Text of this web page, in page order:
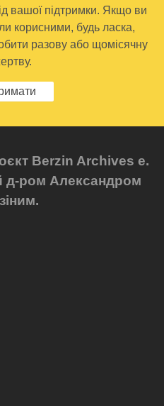
вашої підтримки. Якщо ви
корисними, будь ласка,
разову або щомісячну
Berzin Archives e.
д-ром Александром